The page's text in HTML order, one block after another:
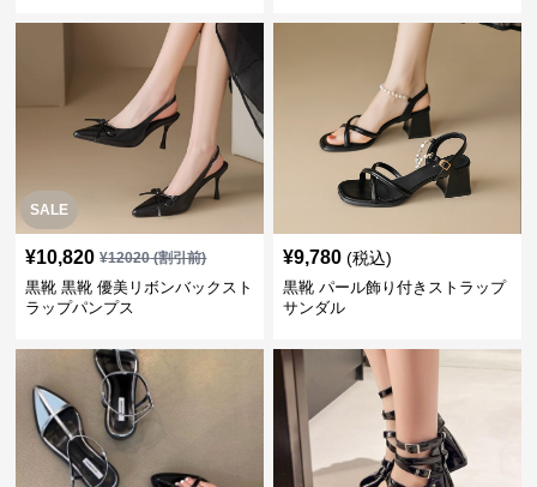
SALE
¥10,820 ¥12020(割引前)
黒靴 黒靴 優美リボンバックスト
ラップパンプス
¥9,780 (税込)
黒靴 パール飾り付きストラップ
サンダル